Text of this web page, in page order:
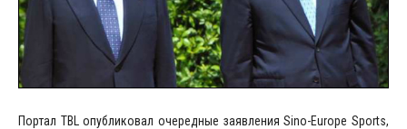
Портал TBL опубликовал очередные заявления Sino-Europe Sports,